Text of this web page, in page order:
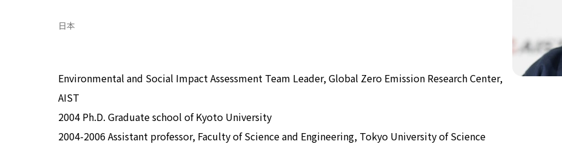
日本
Environmental and Social Impact Assessment Team Leader, Global Zero Emission Research Center,
AIST
2004 Ph.D. Graduate school of Kyoto University
2004-2006 Assistant professor, Faculty of Science and Engineering, Tokyo University of Science